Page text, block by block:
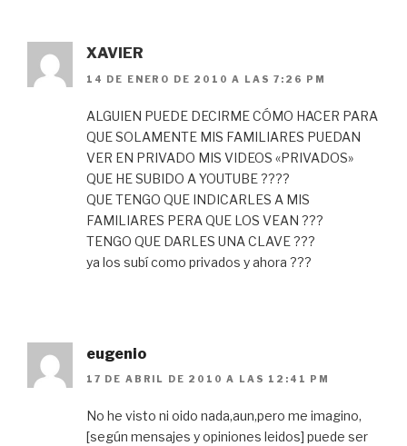
XAVIER
14 DE ENERO DE 2010 A LAS 7:26 PM
ALGUIEN PUEDE DECIRME CÓMO HACER PARA
QUE SOLAMENTE MIS FAMILIARES PUEDAN
VER EN PRIVADO MIS VIDEOS «PRIVADOS»
QUE HE SUBIDO A YOUTUBE ????
QUE TENGO QUE INDICARLES A MIS
FAMILIARES PERA QUE LOS VEAN ???
TENGO QUE DARLES UNA CLAVE ???
ya los subí como privados y ahora ???
eugenio
17 DE ABRIL DE 2010 A LAS 12:41 PM
No he visto ni oido nada,aun,pero me imagino,
[según mensajes y opiniones leidos] puede ser